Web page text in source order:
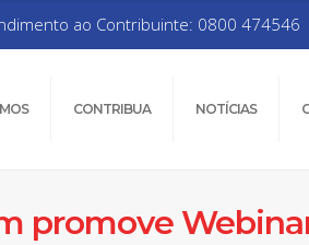
ao Contribuinte: 0800 474546
CONTRIBUA NOTÍCIAS
promove